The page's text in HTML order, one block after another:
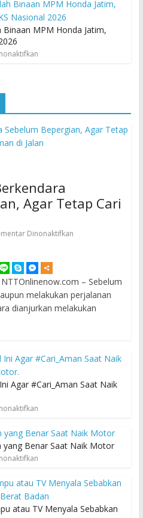
Binaan MPM Honda Jatim,
Agar Tetap Cari
Dinonaktifkan
– Sebelum
melakukan perjalanan
dianjurkan melakukan
Agar #Cari_Aman Saat Naik
yang Benar Saat Naik Motor
atau TV Menyala Sebabkan